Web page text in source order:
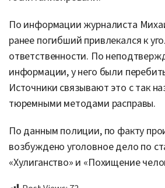
По информации журналиста
ранее погибший привлекался к
ответственности. По
информации, у него были
Источники связывают это с так
тюремными методами расправы.
По данным полиции, по факту
возбуждено уголовное дело по
«Хулиганство» и «Похищение